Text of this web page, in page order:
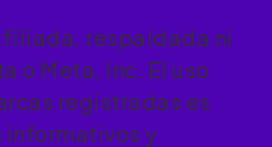
respaldada ni
o Meta, Inc. El uso
registradas es
informativos y